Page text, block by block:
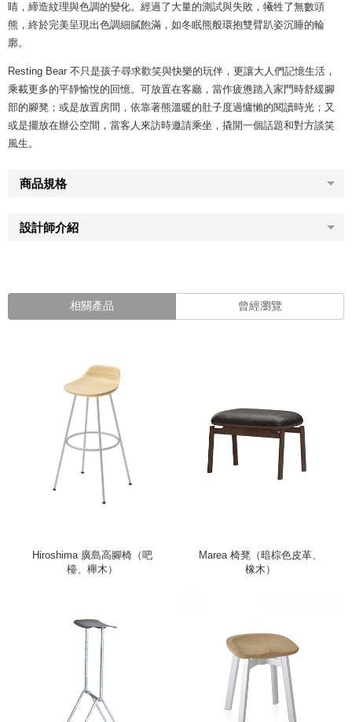
睛，締造紋理與色調的變化。經過了大量的測試與失敗，犧牲了無數頭
熊，終於完美呈現出色調細膩飽滿，如冬眠熊般環抱雙臂趴姿沉睡的輪
廓。
Resting Bear 不只是孩子尋求歡笑與快樂的玩伴，更讓大人們記憶生活，
乘載更多的平靜愉悅的回憶。可放置在客廳，當作疲憊踏入家門時舒緩腳
部的腳凳；或是放置房間，依靠著熊溫暖的肚子度過慵懶的閱讀時光；又
或是擺放在辦公空間，當客人來訪時邀請乘坐，撬開一個話題和對方談笑
風生。
商品規格
設計師介紹
相關產品 曾經瀏覽
Hiroshima 廣島高腳椅（吧
檯、櫸木）
Marea 椅凳（暗棕色皮革、
橡木）